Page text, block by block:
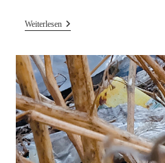
WeiterlesenPira
Insect
Empire
CD